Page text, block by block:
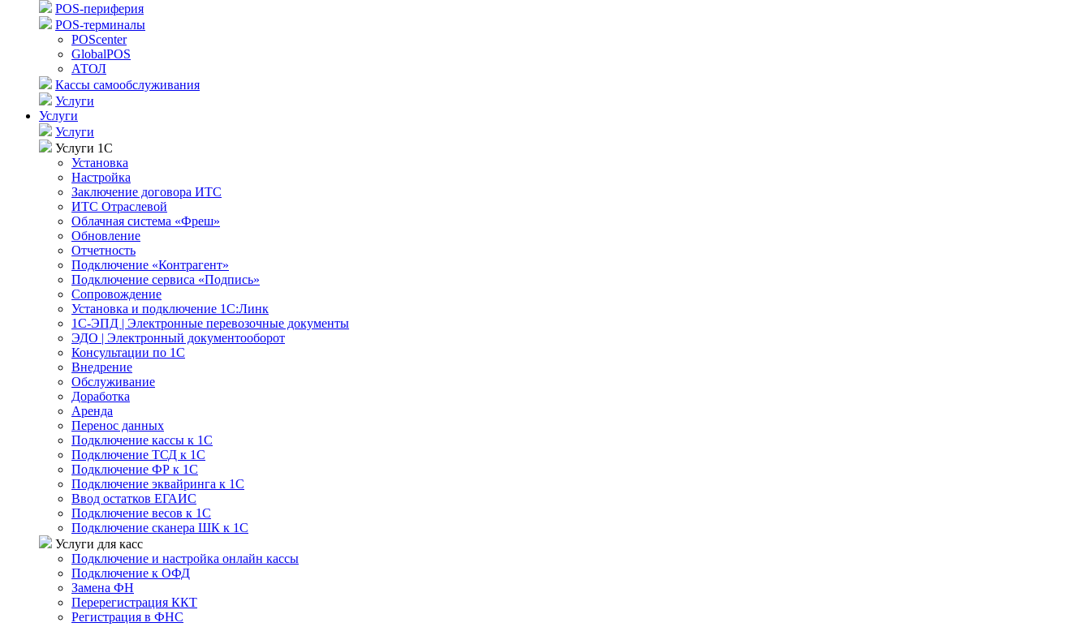
POS-периферия
POS-терминалы
POScenter
GlobalPOS
АТОЛ
Кассы самообслуживания
Услуги
Услуги
Услуги
Услуги 1С
Установка
Настройка
Заключение договора ИТС
ИТС Отраслевой
Облачная система «Фреш»
Обновление
Отчетность
Подключение «Контрагент»
Подключение сервиса «Подпись»
Сопровождение
Установка и подключение 1С:Линк
1С-ЭПД | Электронные перевозочные документы
ЭДО | Электронный документооборот
Консультации по 1С
Внедрение
Обслуживание
Доработка
Аренда
Перенос данных
Подключение кассы к 1С
Подключение ТСД к 1С
Подключение ФР к 1С
Подключение эквайринга к 1С
Ввод остатков ЕГАИС
Подключение весов к 1С
Подключение сканера ШК к 1С
Услуги для касс
Подключение и настройка онлайн кассы
Подключение к ОФД
Замена ФН
Перерегистрация ККТ
Регистрация в ФНС